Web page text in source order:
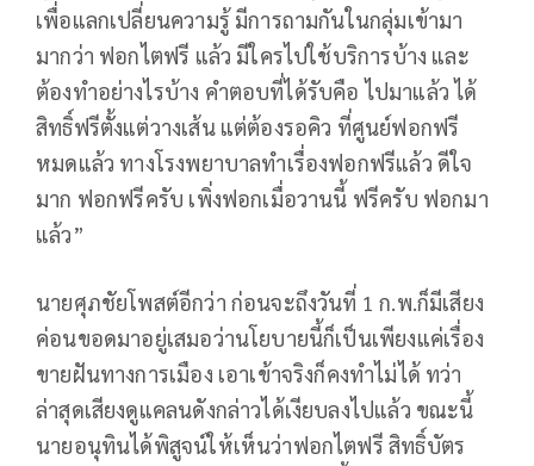
เพื่อแลกเปลี่ยนความรู้ มีการถามกันในกลุ่มเข้ามา
มากว่า ฟอกไตฟรี แล้ว มีใครไปใช้บริการบ้าง และ
ต้องทำอย่างไรบ้าง คำตอบที่ได้รับคือ ไปมาแล้ว ได้
สิทธิ์ฟรีตั้งแต่วางเส้น แต่ต้องรอคิว ที่ศูนย์ฟอกฟรี
หมดแล้ว ทางโรงพยาบาลทำเรื่องฟอกฟรีแล้ว ดีใจ
มาก ฟอกฟรีครับ เพิ่งฟอกเมื่อวานนี้ ฟรีครับ ฟอกมา
แล้ว”
นายศุภชัยโพสต์อีกว่า ก่อนจะถึงวันที่ 1 ก.พ.ก็มีเสียง
ค่อนขอดมาอยู่เสมอว่านโยบายนี้ก็เป็นเพียงแค่เรื่อง
ขายฝันทางการเมือง เอาเข้าจริงก็คงทำไม่ได้ ทว่า
ล่าสุดเสียงดูแคลนดังกล่าวได้เงียบลงไปแล้ว ขณะนี้
นายอนุทินได้พิสูจน์ให้เห็นว่าฟอกไตฟรี สิทธิ์บัตร